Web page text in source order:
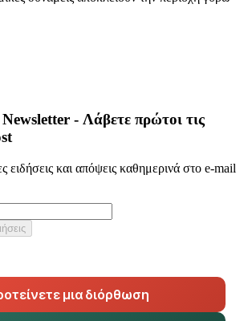
- Λάβετε πρώτοι τις
ειδήσεις και απόψεις καθημερινά στο e-mail
μια διόρθωση